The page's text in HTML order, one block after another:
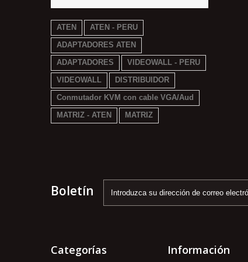
ATEN
ATEN - PERU
ADAPTADORES ATEN
ADAPTADORES
VIDEOWALL - PERU
VIDEOWALL
DISTRIBUIDOR
Conmutador KVM con cable VGA/Aud
MATRIZ - ATEN
MATRIZ
Boletín
Categorías Información